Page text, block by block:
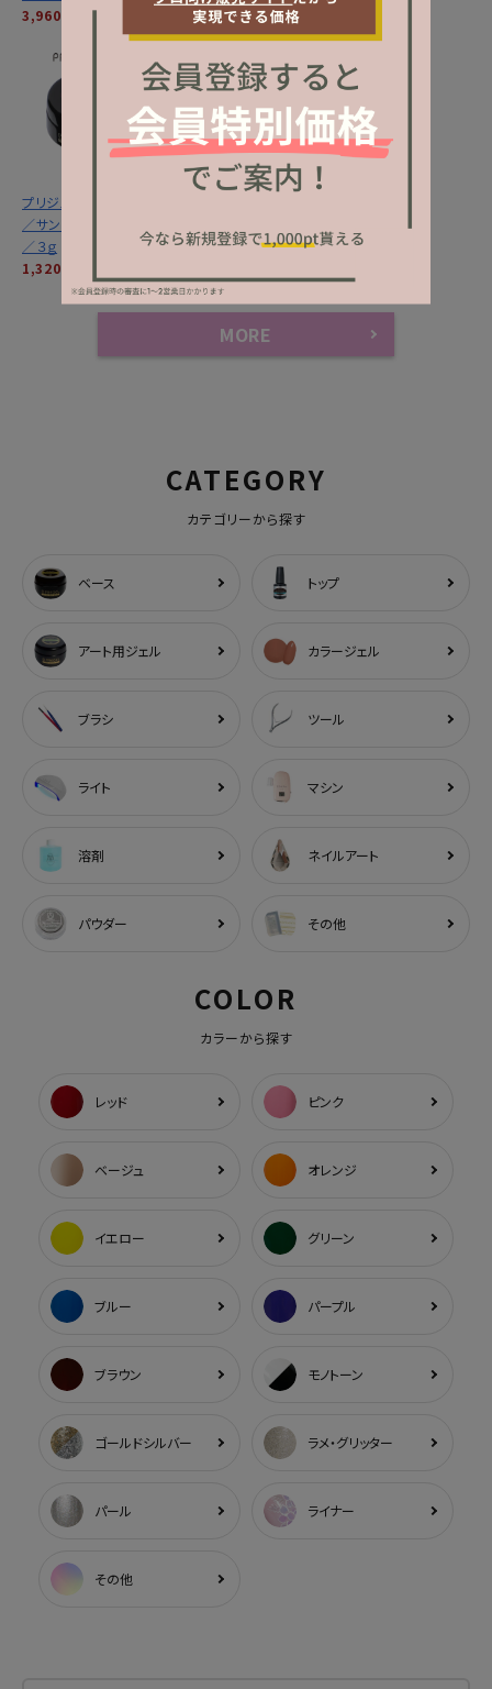
3,960円
(税込)
3,960円 (税込)
プリジェル カラーＥＸ
／サンセットライラック
／３ｇ
1,320円
／３ｇ
MORE
CATEGORY
カテゴリーから探す
ベース トップ
アート用ジェル カラージェル
ブラシ ツール
ライト マシン
溶剤 ネイルアート
パウダー その他
COLOR
カラーから探す
レッド ピンク
ベージュ オレンジ
イエロー グリーン
ブルー パープル
ブラウン モノトーン
ゴールドシルバー ラメ・グリッター
パール ライナー
その他